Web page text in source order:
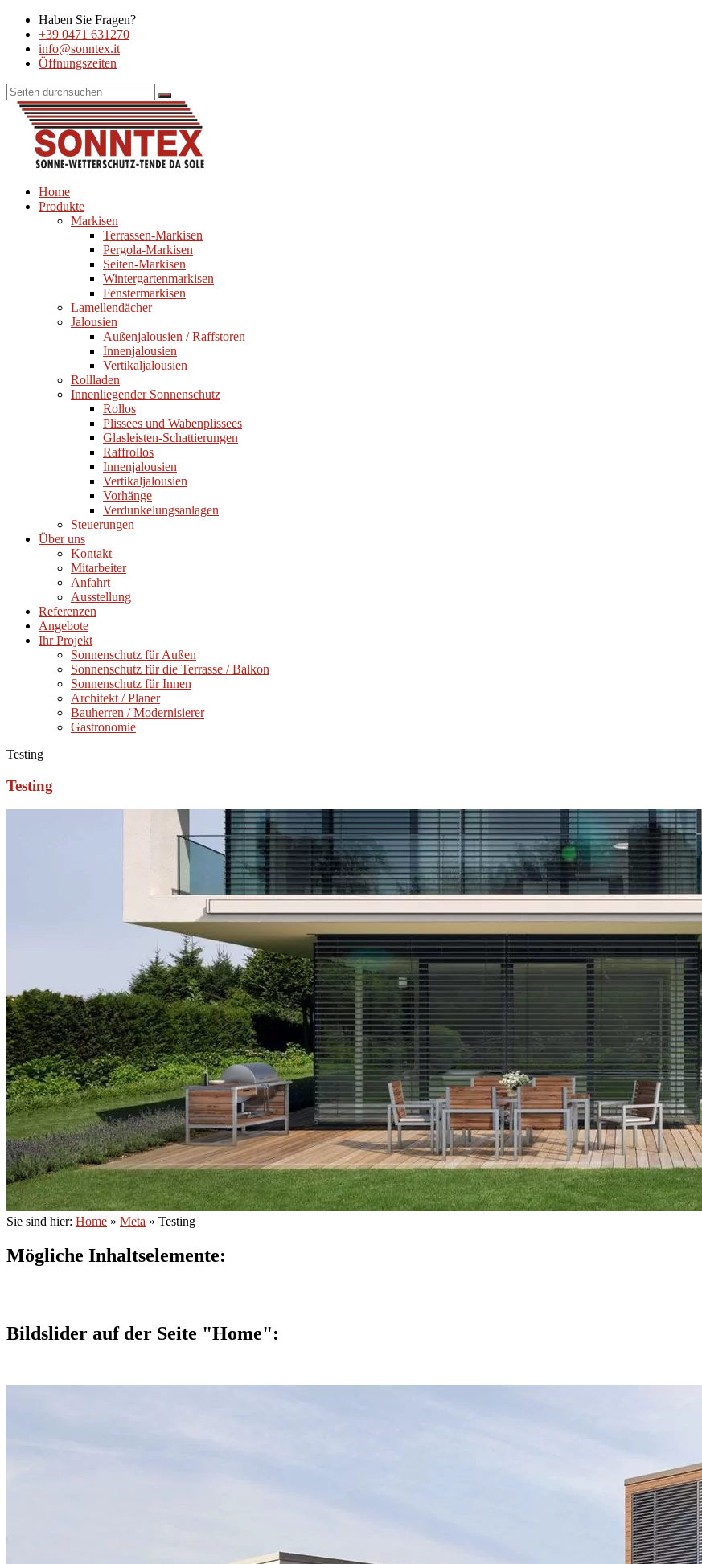
Haben Sie Fragen?
+39 0471 631270
info@sonntex.it
Öffnungszeiten
Home
Produkte
Markisen
Terrassen-Markisen
Pergola-Markisen
Seiten-Markisen
Wintergartenmarkisen
Fenstermarkisen
Lamellendächer
Jalousien
Außenjalousien / Raffstoren
Innenjalousien
Vertikaljalousien
Rollladen
Innenliegender Sonnenschutz
Rollos
Plissees und Wabenplissees
Glasleisten-Schattierungen
Raffrollos
Innenjalousien
Vertikaljalousien
Vorhänge
Verdunkelungsanlagen
Steuerungen
Über uns
Kontakt
Mitarbeiter
Anfahrt
Ausstellung
Referenzen
Angebote
Ihr Projekt
Sonnenschutz für Außen
Sonnenschutz für die Terrasse / Balkon
Sonnenschutz für Innen
Architekt / Planer
Bauherren / Modernisierer
Gastronomie
Testing
Testing
Sie sind hier: Home » Meta » Testing
Mögliche Inhaltselemente:
Bildslider auf der Seite "Home":